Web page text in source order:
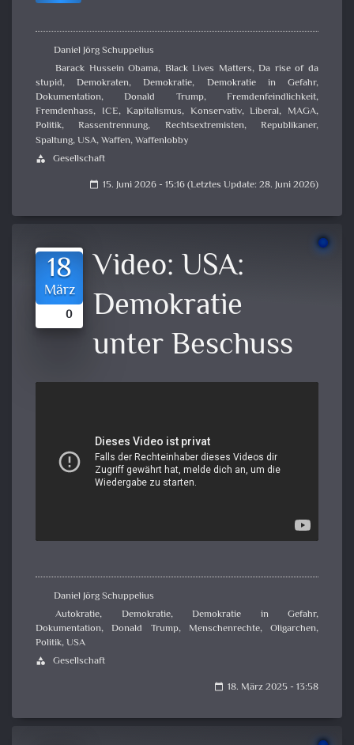
Daniel Jörg Schuppelius
Barack Hussein Obama, Black Lives Matters,Da rise of da
stupid,Demokraten,Demokratie, Demokratie in Gefahr,
Dokumentation,Donald Trump,Fremdenfeindlichkeit,
Fremdenhass, ICE,Kapitalismus, Konservativ,Liberal, MAGA,
Politik,Rassentrennung, Rechtsextremisten,Republikaner,
Spaltung,USA,Waffen,Waffenlobby
category Gesellschaft
calendar_today 15. Juni 2026 - 15:16 (Letztes Update: 28. Juni 2026)
18
März
0
Video: USA:
Demokratie
unter Beschuss
Daniel Jörg Schuppelius
Autokratie, Demokratie, Demokratie in Gefahr,
Dokumentation,Donald Trump, Menschenrechte, Oligarchen,
Politik,USA
category Gesellschaft
calendar_today 18. März 2025 - 13:58